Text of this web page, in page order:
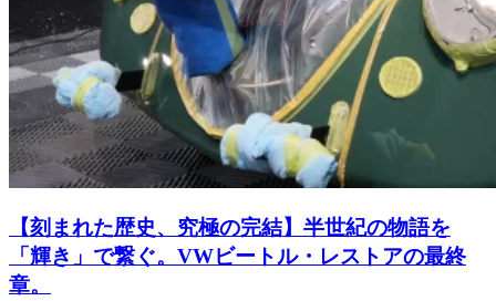
【刻まれた歴史、究極の完結】半世紀の物語を
「輝き」で繋ぐ。VWビートル・レストアの最終
章。